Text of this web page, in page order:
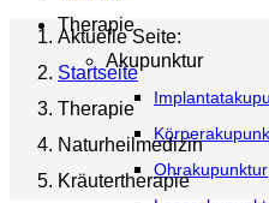
Therapie
Akupunktur
Ohrakupunktur
Aktuelle Seite:
Startseite
Therapie
Naturheilmedizin
Kräutertherapie